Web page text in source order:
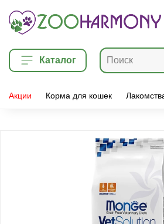
Каталог
Акции Корма для кошек